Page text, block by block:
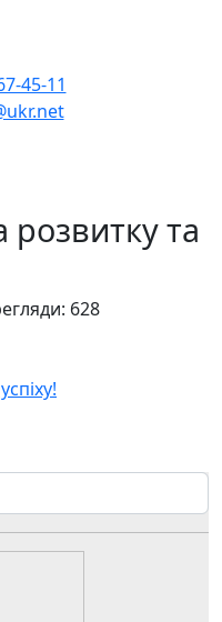
45-11
розвитку та
628
учнів до сучасних
змагання з ІКТ